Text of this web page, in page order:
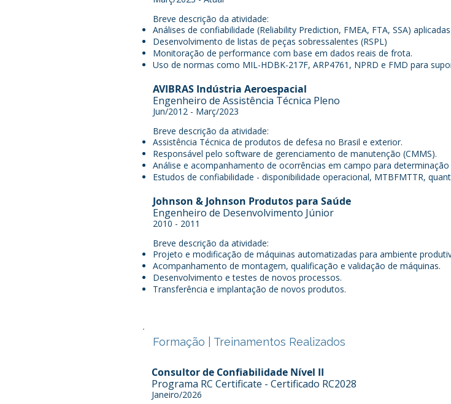
Breve descrição da atividade:
Análises de confiabilidade (Reliability Prediction, FMEA, FTA, SSA)
Desenvolvimento de listas de peças sobressalentes (RSPL)
Monitoração de performance com base em dados reais de frota.
Uso de normas como MIL-HDBK-217F, ARP4761, NPRD e FMD para
AVIBRAS Indústria Aeroespacial
Engenheiro de Assistência Técnica Pleno
Jun/2012 - Març/2023
Breve descrição da atividade:
Assistência Técnica de produtos de defesa no Brasil e exterior.
Responsável pelo software de gerenciamento de manutenção (CMMS).
Análise e acompanhamento de ocorrências em campo para determinação
Estudos de confiabilidade - disponibilidade operacional, MTBFMTTR,
Johnson & Johnson Produtos para Saúde
Engenheiro de Desenvolvimento Júnior
2010 - 2011
Breve descrição da atividade:
Projeto e modificação de máquinas automatizadas para ambiente
Acompanhamento de montagem, qualificação e validação de máquinas.
Desenvolvimento e testes de novos processos.
Transferência e implantação de novos produtos.
Formação | Treinamentos Realizados
Consultor de Confiabilidade Nível II
Programa RC Certificate - Certificado RC2028
Janeiro/2026